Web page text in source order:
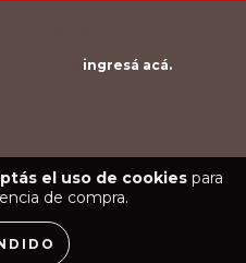
el uso de cookiespara
de compra.
ingresá acá.